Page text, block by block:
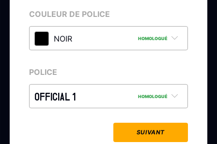
COULEUR DE POLICE
NOIR HOMOLOGUÉ
POLICE
OFFICIAL 1 HOMOLOGUÉ
SUIVANT